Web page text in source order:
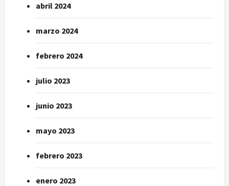
abril 2024
marzo 2024
febrero 2024
julio 2023
junio 2023
mayo 2023
febrero 2023
enero 2023